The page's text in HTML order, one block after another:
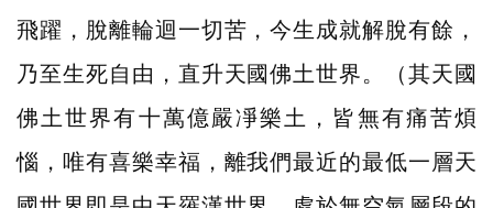
飛躍，脫離輪迴一切苦，今生成就解脫有餘，
乃至生死自由，直升天國佛土世界。（其天國
佛土世界有十萬億嚴凈樂土，皆無有痛苦煩
惱，唯有喜樂幸福，離我們最近的最低一層天